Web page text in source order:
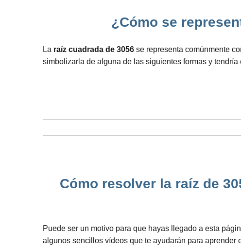
¿Cómo se
La raíz cuadrada de 3056 se representa comúnmente
simbolizarla de alguna de las siguientes formas y tendría
Cómo resolver la raíz de
Puede ser un motivo para que hayas llegado a esta
algunos sencillos vídeos que te ayudarán para aprender